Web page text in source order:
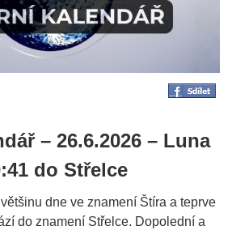
– 26.6.2026 – Luna
do Střelce
dne ve znamení Štíra a teprve
do znamení Střelce. Dopolední a